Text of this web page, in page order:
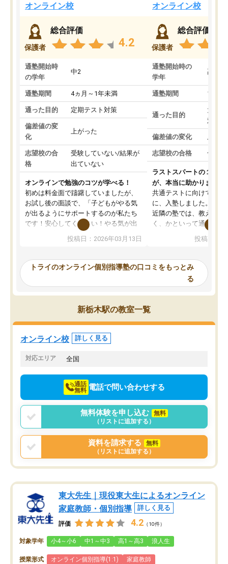
オンライン校
保護者
総合評価
4.2
通塾開始時
の学年
中2
通塾期間 4ヵ月～1年未満
通った目的 定期テスト対策
偏差値の変
化
上がった
志望校の合
格
受験していない/結果が
出ていない
オンラインで勉強のコツが学べる！
初めは料金面で躊躇していましたが、
お試し後の面談で、「子どもがやる気
が出るようにサポートするのが私たち
です！安心してください！やる気が出
ないのは私たち講師の責任です」と言
ってくださり、確かに！と考えて、思
ったんですが、学生の先生から学ぶこ
み、徐々に成績が上がったらいいなと
思っていました。何が今足りないのか
を的確に指導いただき、子どももびっ
くりするほど楽しんでやる気を持って
塾を受けています。狙い通り、少しず
つ成績も上がり、苦手意識も無くなっ
てきたので、さらに苦手な数学も追加
でお願いしました。来年の高校受験に
投稿日：2026年03月13日
オンライン校
保護者
総合評価
通塾開始時の
学年
高3
通塾期間 1～3
通った目的
大学
対策
偏差値の変化
志望校の合格 合格
ラストスパートの１か月
が、本当に助かりました
共通テストに向けての追
に、入塾しました。田舎
近隣の塾では、教えても
く、かといって通うには
可能なので本当に助か
らないところをピンポイ
頂いて、とてもわかり
していました。一生を
スト、多少お金がかかっ
投稿日：
トライのオンライン個別指導塾の口コミをもっとみ
る
新栃木駅の教室一覧
オンライン校 詳しく見る
対応エリア 全国
通話
無料 電話で問い合わせする
無料体験を申し込む
無料
（リストに追加する）
資料を請求する
無料
（リストに追加する）
東大先生｜現役東大生によるオンライン
家庭教師・個別指導
詳しく見る
評価 4.2 （10件）
対象学年 小4～小6 中1～中3 高1～高3 浪人生
授業形式 オンライン個別指導(1:1) 家庭教師